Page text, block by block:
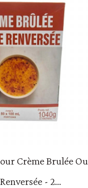
Crème Brulée Ou
- 2...